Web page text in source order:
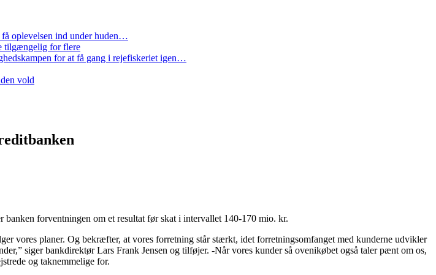
oplevelsen ind under huden…
tilgængelig for flere
for at få gang i rejefiskeriet igen…
vold
forventningen om et resultat før skat i intervallet 140-170 mio. kr.
vores planer. Og bekræfter, at vores forretning står stærkt, idet forretningsomfanget med kunderne udvikler
siger bankdirektør Lars Frank Jensen og tilføjer. -Når vores kunder så ovenikøbet også taler pænt om os,
og taknemmelige for.